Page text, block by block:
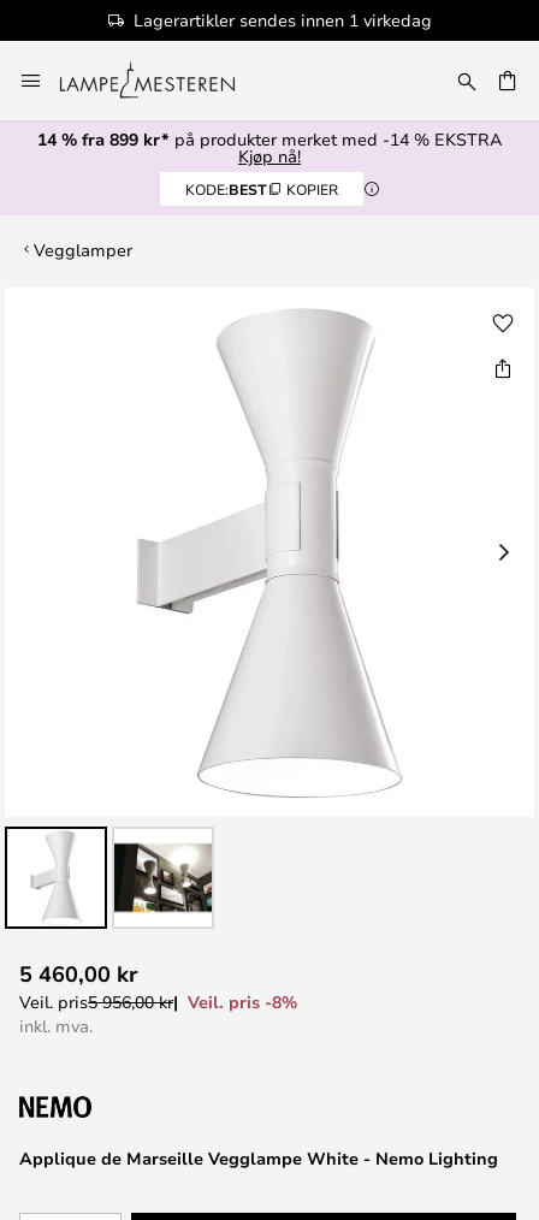
Lagerartikler sendes innen 1 virkedag
til
innhold
14 % fra 899 kr* på produkter merket med -14 % EKSTRA
Kjøp nå!
KODE:BEST KOPIER
Vegglamper
til
begynnelsen
Applique de Marseille Vegglampe White - Nemo Lighting
5 460,00 kr
Veil. pris5 956,00 kr
Veil. pris -8%
inkl. mva.